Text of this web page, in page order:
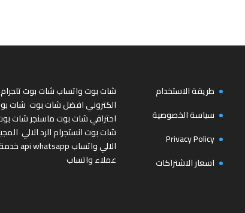
شات بوت واتسابشات بوت تلجرام
الكترونيافضل شات بوت شات
احترافيشات بوت ماسنجرشات
شات بوت انستجرامالرد الالي
الالي واتسابapi whatsapp
عملاء واتساب
طريقة الاستخدام
سياسة الخصوصية
Privacy Policy
اسعار الاشتراكات